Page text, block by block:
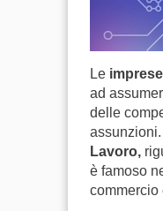
Le
ad
delle
Lavoro,
è famoso
commercio